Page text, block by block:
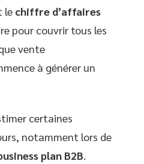
le chiffre d’affaires
pour couvrir tous les
vente
à générer un
certaines
notamment lors de
plan B2B.